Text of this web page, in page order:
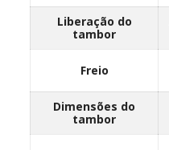
Liberação do
tambor
Freio
Dimensões do
tambor